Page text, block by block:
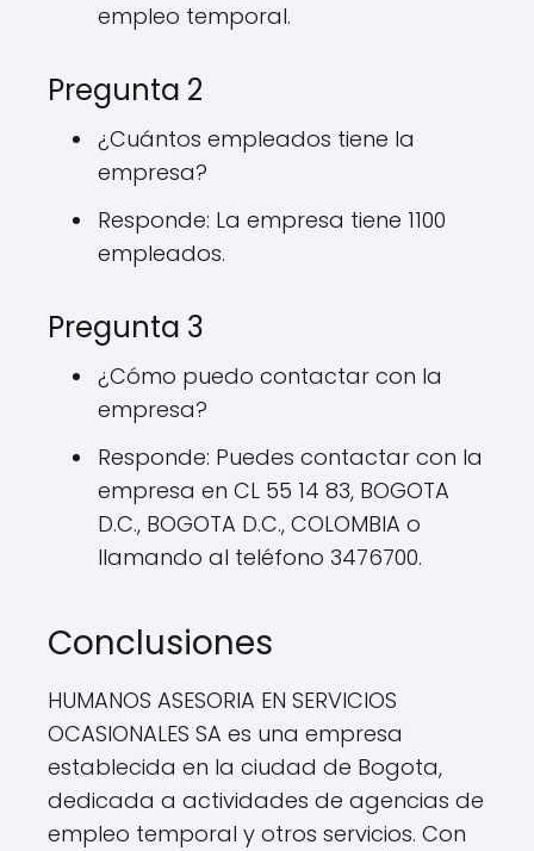
empleo temporal.
Pregunta 2
¿Cuántos empleados tiene la
empresa?
Responde: La empresa tiene 1100
empleados.
Pregunta 3
¿Cómo puedo contactar con la
empresa?
Responde: Puedes contactar con la
empresa en CL 55 14 83, BOGOTA
D.C., BOGOTA D.C., COLOMBIA o
llamando al teléfono 3476700.
Conclusiones
HUMANOS ASESORIA EN SERVICIOS
OCASIONALES SA es una empresa
establecida en la ciudad de Bogota,
dedicada a actividades de agencias de
empleo temporal y otros servicios. Con